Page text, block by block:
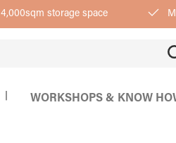
4,000sqm storage space
WORKSHOPS & KNOW